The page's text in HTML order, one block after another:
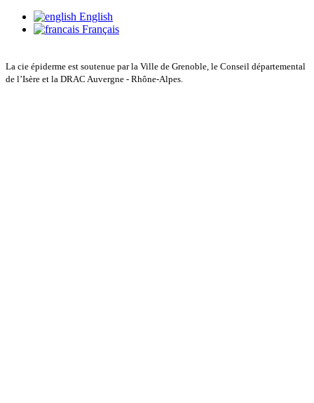
English
Français
La cie épiderme est soutenue par la Ville de Grenoble, le Conseil départemental
de l’Isère et la DRAC Auvergne - Rhône-Alpes.